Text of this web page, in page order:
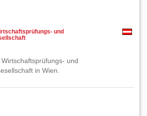
und
und
in Wien.